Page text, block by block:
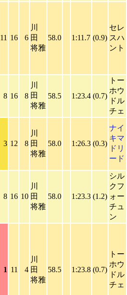
11 16 6
川
田
将雅
58.0 1:11.7 (0.9)
セレ
スハ
ント
8 16 8
川
田
将雅
58.5 1:23.4 (0.7)
トー
ホウ
ドル
チェ
3 12 8
川
田
将雅
58.0 1:26.3 (0.3)
ナイ
キマ
ドリ
ード
8 16 10
川
田
将雅
58.0 1:23.3 (1.2)
シル
クフ
ォー
チュ
ン
1 11 4
川
田
将雅
58.5 1:23.8 (0.7)
トー
ホウ
ドル
チェ